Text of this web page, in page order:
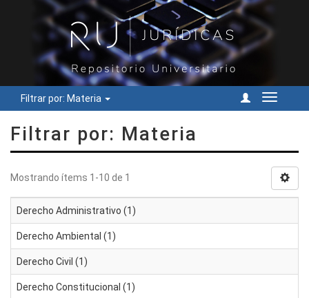
Filtrar por: Materia
Cambiar
Filtrar por: Materia
Mostrando ítems 1-10 de 1
Derecho Administrativo (1)
Derecho Ambiental (1)
Derecho Civil (1)
Derecho Constitucional (1)